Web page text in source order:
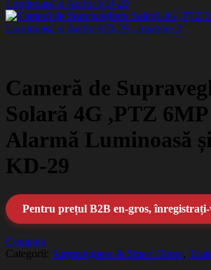
Cameră de
Solară 4G ,PTZ
Alarmă Luminoasă
KD-29
Pentru prețul B2B en-gros,
Compara
Categorii: Supraveghere & Smart Home,